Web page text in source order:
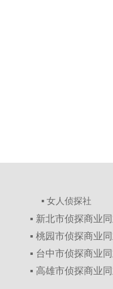
▪ 女人侦探社
▪ 新北市侦探商业
▪ 桃园市侦探商业
▪ 台中市侦探商业
▪ 高雄市侦探商业